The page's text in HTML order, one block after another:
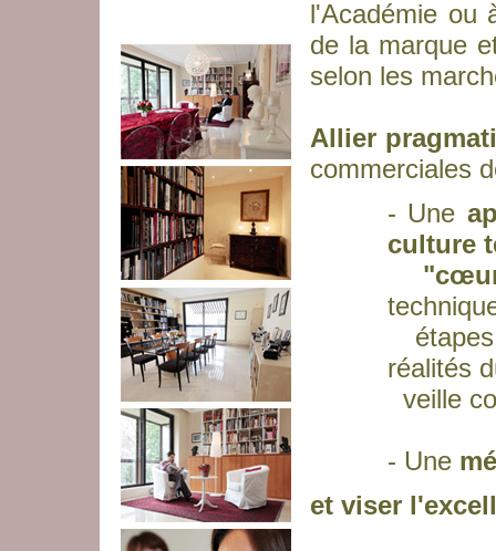
l'Académie ou
de la marque
selon les
Allier
commerciales
- Une
culture
"cœur
réalités
veille
- Une
et viser